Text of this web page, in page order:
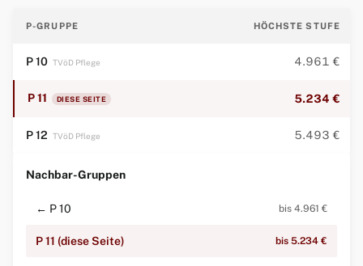
P-GRUPPE HÖCHSTE STUFE
P 10 TVöD Pflege 4.961 €
P 11 DIESE SEITE 5.234 €
P 12 TVöD Pflege 5.493 €
Nachbar-Gruppen
← P 10 bis 4.961 €
P 11 (diese Seite) bis 5.234 €